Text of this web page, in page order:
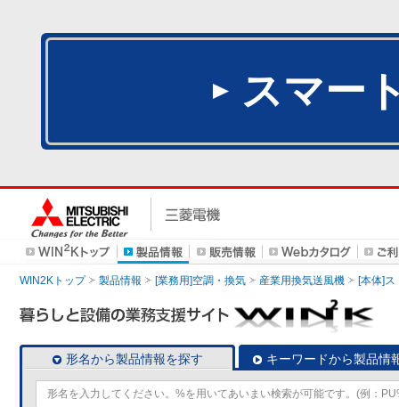
スマー
WIN2Kトップ 製品情報 [業務用]空調・換気 産業用換気送風機 [本体]
形名から製品情報を探す キーワードから製品情